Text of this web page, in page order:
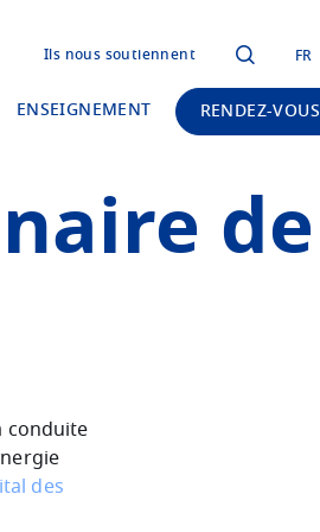
Ils nous soutiennent FR
ENSEIGNEMENT RENDEZ-VOUS
de
conduite
des